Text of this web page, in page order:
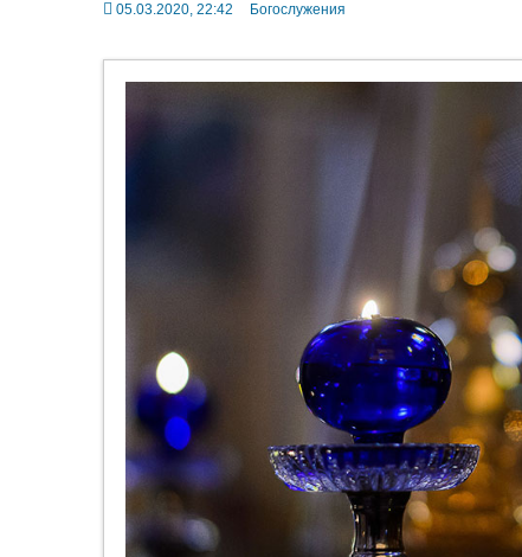
05.03.2020, 22:42 Богослужения